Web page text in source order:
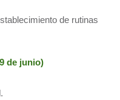
de rutinas
de junio)